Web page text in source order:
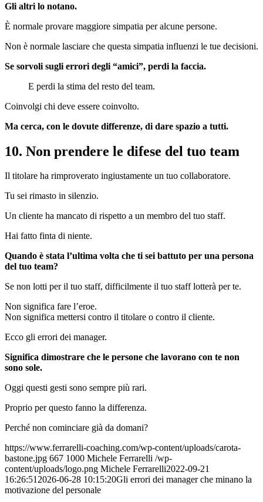
Gli altri lo notano.
È normale provare maggiore simpatia per alcune persone.
Non è normale lasciare che questa simpatia influenzi le tue decisioni.
Se sorvoli sugli errori degli “amici”, perdi la faccia.
E perdi la stima del resto del team.
Coinvolgi chi deve essere coinvolto.
Ma cerca, con le dovute differenze, di dare spazio a tutti.
10. Non prendere le difese del tuo team
Il titolare ha rimproverato ingiustamente un tuo collaboratore.
Tu sei rimasto in silenzio.
Un cliente ha mancato di rispetto a un membro del tuo staff.
Hai fatto finta di niente.
Quando è stata l’ultima volta che ti sei battuto per una persona
del tuo team?
Se non lotti per il tuo staff, difficilmente il tuo staff lotterà per te.
Non significa fare l’eroe.
Non significa mettersi contro il titolare o contro il cliente.
Ecco gli errori dei manager.
Significa dimostrare che le persone che lavorano con te non
sono sole.
Oggi questi gesti sono sempre più rari.
Proprio per questo fanno la differenza.
Perché non cominciare già da domani?
https://www.ferrarelli-coaching.com/wp-content/uploads/carota-
bastone.jpg 667 1000 Michele Ferrarelli /wp-
content/uploads/logo.png Michele Ferrarelli2022-09-21
16:26:512026-06-28 10:15:20Gli errori dei manager che minano la
motivazione del personale